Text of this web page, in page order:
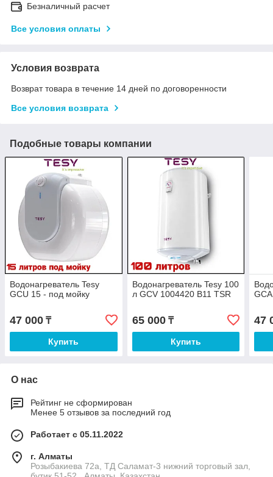
Безналичный расчет
Все условия оплаты
Условия возврата
Возврат товара в течение 14 дней по договоренности
Все условия возврата
Подобные товары компании
Водонагреватель Tesy
GCU 15 - под мойку
47 000 ₸
Купить
Водонагреватель Tesy 100
л GCV 1004420 B11 TSR
65 000₸
Купить
47
О нас
Рейтинг не сформирован
Менее 5 отзывов за последний год
Работает с 05.11.2022
г. Алматы
Розыбакиева 72а, ТД Саламат-3 нижний торговый зал,